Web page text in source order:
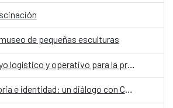
de pequeñas esculturas
Servicios de apoyo logístico y operativo para la programación cultural, así como servicios auxiliares con funciones de conducción para las gestiones propias del Centro Cultural de España en Honduras (AECID)
Literatura, memoria e identidad: un diálogo con Corina Oproae